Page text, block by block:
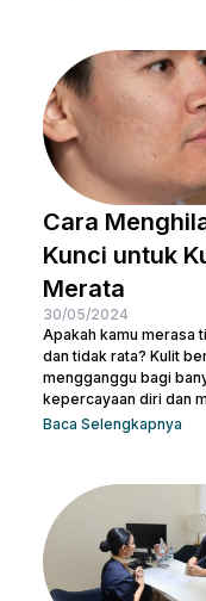
indah dan
dengan kebutuhanmu
Cara
Kunci untuk
Merata
30/05/2024
Apakah kamu merasa
dan tidak rata? Kulit
mengganggu bagi
kepercayaan diri dan
penampilan kulit.
membahas secara
bertekstur dengan
sederhana namun
hingga perawatan...
Baca Selengkapnya